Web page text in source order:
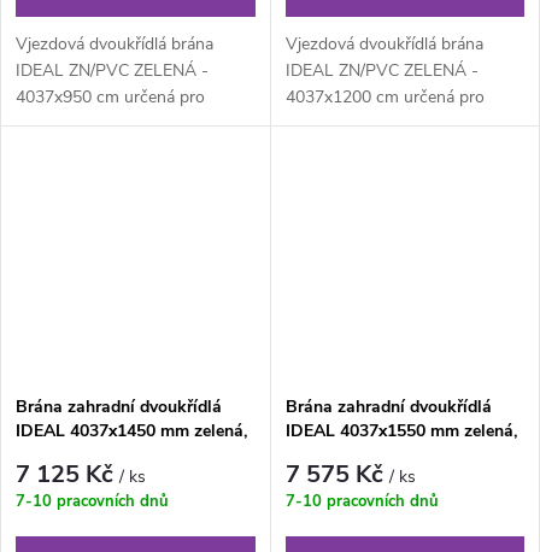
Vjezdová dvoukřídlá brána
IDEAL ZN/PVC ZELENÁ -
4037x950 cm určená pro
drátěné ploty. Výplň z
Vjezdová dvoukřídlá brána
IDEAL ZN/PVC ZELENÁ -
4037x1200 cm určená pro
drátěné ploty. Výplň z
Brána zahradní dvoukřídlá
IDEAL 4037x1450 mm zelená,
7 125 Kč/ ks
7-10 pracovních dnů
Brána zahradní dvoukřídlá
IDEAL 4037x1550 mm zelená,
7 575 Kč/ ks
7-10 pracovních dnů